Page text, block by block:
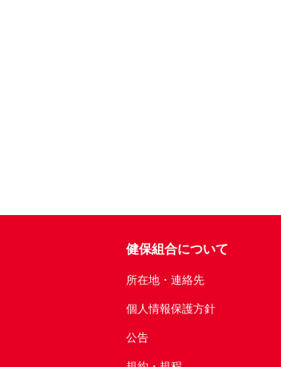
健保組合について
所在地・連絡先
個人情報保護方針
公告